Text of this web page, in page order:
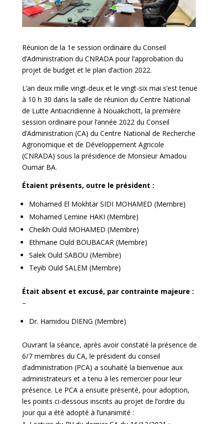
Réunion de la 1e session ordinaire du Conseil
d’Administration du CNRADA pour l’approbation du
projet de budget et le plan d’action 2022.
L’an deux mille vingt-deux et le vingt-six mai s’est tenue
à 10 h 30 dans la salle de réunion du Centre National
de Lutte Antiacridienne à Nouakchott, la première
session ordinaire pour l’année 2022 du Conseil
d’Administration (CA) du Centre National de Recherche
Agronomique et de Développement Agricole
(CNRADA) sous la présidence de Monsieur Amadou
Oumar BA.
Étaient présents, outre le président :
Mohamed El Mokhtar SIDI MOHAMED (Membre)
Mohamed Lemine HAKI (Membre)
Cheikh Ould MOHAMED (Membre)
Ethmane Ould BOUBACAR (Membre)
Salek Ould SABOU (Membre)
Teyib Ould SALEM (Membre)
Était absent et excusé, par contrainte majeure :
–
Dr. Hamidou DIENG (Membre)
Ouvrant la séance, après avoir constaté la présence de
6/7 membres du CA, le président du conseil
d’administration (PCA) a souhaité la bienvenue aux
administrateurs et a tenu à les remercier pour leur
présence. Le PCA a ensuite présenté, pour adoption,
les points ci-dessous inscrits au projet de l’ordre du
jour qui a été adopté à l’unanimité :